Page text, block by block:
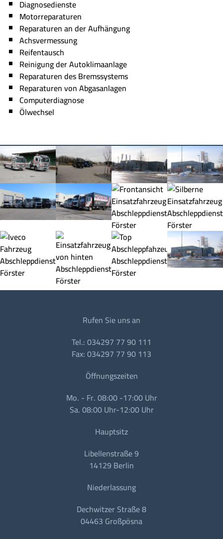
Diagnosedienste
Motorreparaturen
Reparaturen an der Aufhängung
Achsvermessung
Reifentausch
Reinigung der Autoklimaanlage
Reparaturen des Bremssystems
Reparaturen von Abgasanlagen
Computerdiagnose
Ölwechsel
Rufen Sie uns an
Tel.: 034297 77 90 111
Fax: 034297 77 90 113
Öffnungszeiten
Mo. - Fr. 08:00 -17:00 Uhr
Sa. 08:00 Uhr-12:00 Uhr
Hauptsitz
Libellenstraße 9
14129 Berlin
Niederlassung
Dechwitzer Straße 8
04463 Großpösna